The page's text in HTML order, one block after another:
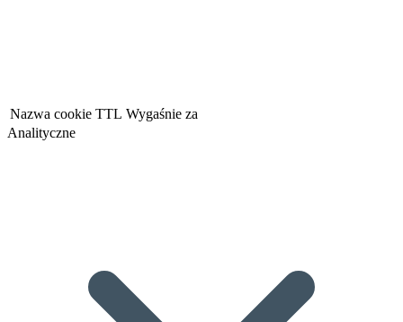
Nazwa cookie TTL Wygaśnie za
Analityczne